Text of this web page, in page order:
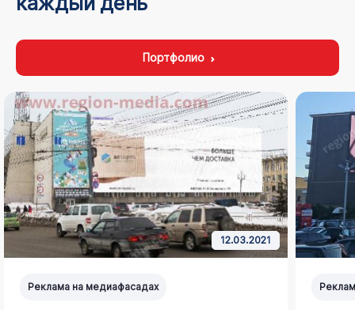
Портфолио
12.03.2021
Реклама на медиафасадах